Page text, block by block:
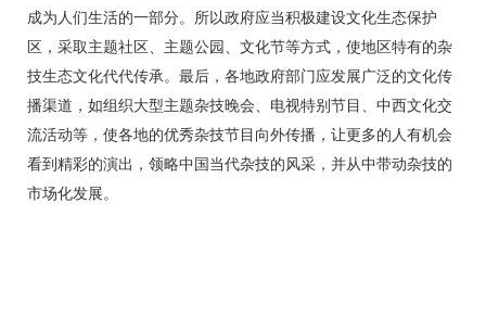
成为人们生活的一部分。所以政府应当积极建设文化生态保护
区，采取主题社区、主题公园、文化节等方式，使地区特有的杂
技生态文化代代传承。最后，各地政府部门应发展广泛的文化传
播渠道，如组织大型主题杂技晚会、电视特别节目、中西文化交
流活动等，使各地的优秀杂技节目向外传播，让更多的人有机会
看到精彩的演出，领略中国当代杂技的风采，并从中带动杂技的
市场化发展。